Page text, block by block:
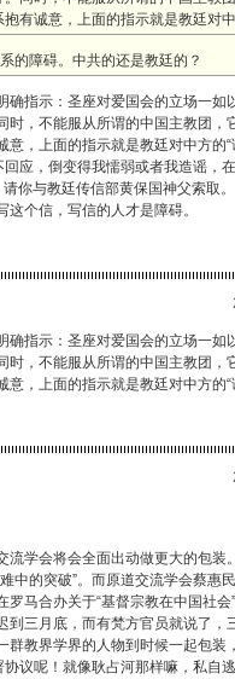
有诚意，上面的指示就是教廷对中
的障碍。中共的还是教廷的？
确指示：圣座对爱国会的立场一如
时，不能服从所谓的中国主教团，
意，上面的指示就是教廷对中方的
回应，倒变得我懦弱或者我造谣，
你与教廷传信部黄保国神父索取
个信，写信的人才是障碍。
确指示：圣座对爱国会的立场一如
时，不能服从所谓的中国主教团，
意，上面的指示就是教廷对中方的
流学会将会全面出动做更大的包装
中的突破”。而原道交流学会蔡惠
马合办关于“基督宗教在中国社
到三月底，而有梵方官员就说了，
群教界学界的人物到时候一起包装
议呢！就像耿占河那样嘛，私自